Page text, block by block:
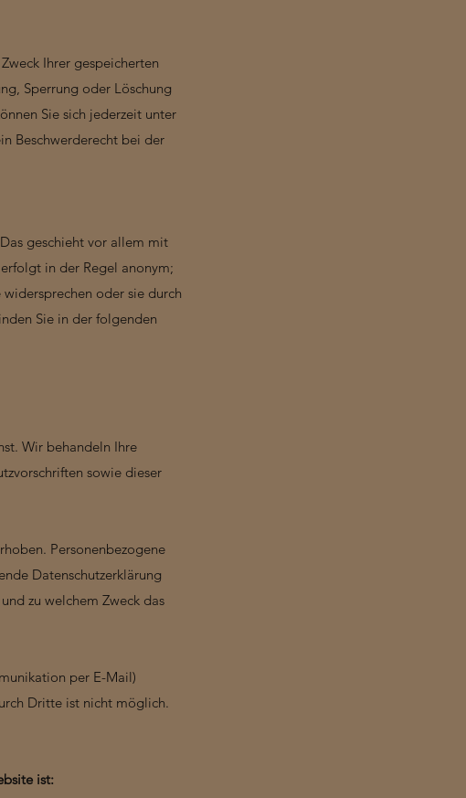
Ihrer gespeicherten
Sperrung oder Löschung
Sie sich jederzeit unter
Beschwerderecht bei der
geschieht vor allem mit
in der Regel anonym;
oder sie durch
Sie in der folgenden
Wir behandeln Ihre
sowie dieser
Personenbezogene
Datenschutzerklärung
zu welchem Zweck das
per E-Mail)
Dritte ist nicht möglich.
ist: